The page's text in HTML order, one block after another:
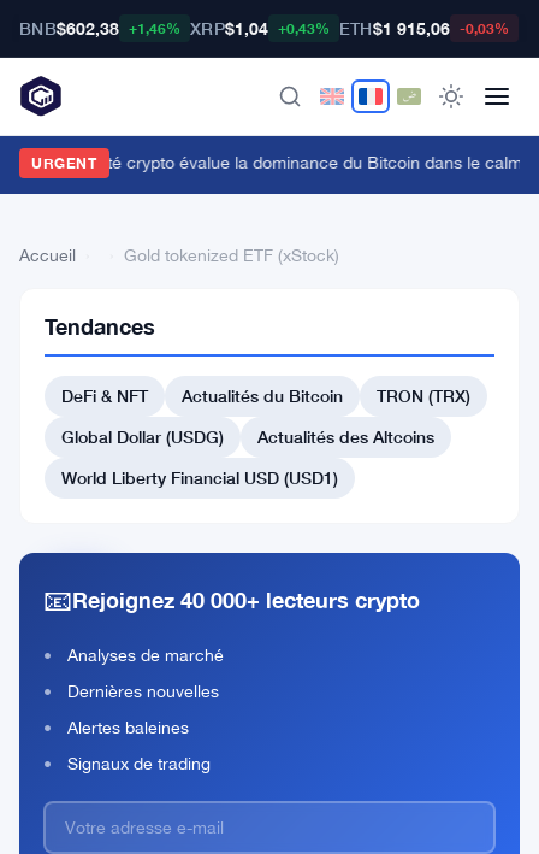
BNB$602,38 +1,46% XRP$1,04 +0,43% ETH$1 915,06 -0,03%
URGENT
communauté crypto évalue la dominance du Bitcoin dans le calme
Accueil Gold tokenized ETF (xStock)
#552 WOO
#543 SwftCoin
#557 SuperTrust
Gold
ETF
(xStock)
Acheter Maintenant
Tendances
DeFi & NFT Actualités du Bitcoin
TRON (TRX)
Global Dollar (USDG)
Actualités des Altcoins
World Liberty Financial USD (USD1)
📧Rejoignez 40 000+ lecteurs crypto
Analyses de marché
Dernières nouvelles
Alertes baleines
Signaux de trading